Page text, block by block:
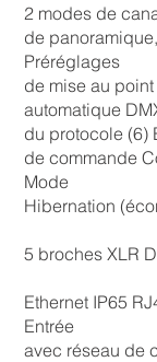
2 modes de
de
Préréglages
de mise au
automatique
du protocole (6)
de commande
Mode
Hibernation
5 broches XLR
Ethernet IP65
Entrée
avec réseau de